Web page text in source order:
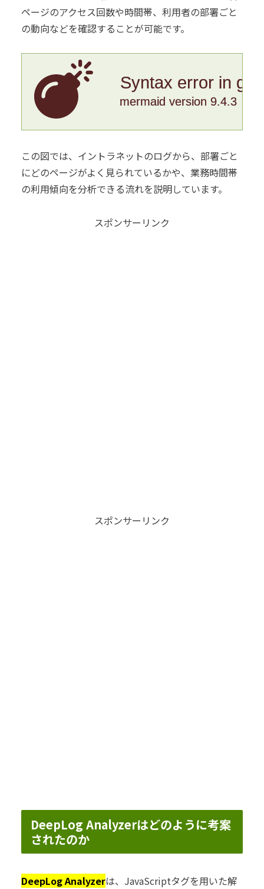
ページのアクセス回数や時間帯、利用者の部署ごと
の動向などを確認することが可能です。
Syntax error in
mermaid version 9.4.3
この図では、イントラネットのログから、部署ごと
にどのページがよく見られているかや、業務時間帯
の利用傾向を分析できる流れを説明しています。
スポンサーリンク
スポンサーリンク
DeepLog Analyzerはどのように考案
されたのか
DeepLog Analyzerは、JavaScriptタグを用いた解